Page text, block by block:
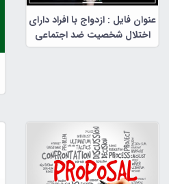
عنوان فایل : ازدواج با افراد دارای
اختلال شخصیت ضد اجتماعی